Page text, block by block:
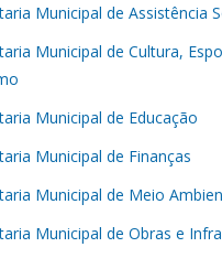
Municipal de Assistência
Municipal de Cultura,
Municipal de Educação
Municipal de Finanças
Municipal de Meio
Municipal de Obras e